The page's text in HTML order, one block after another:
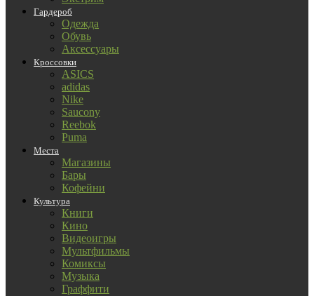
Гардероб
Одежда
Обувь
Аксессуары
Кроссовки
ASICS
adidas
Nike
Saucony
Reebok
Puma
Места
Магазины
Бары
Кофейни
Культура
Книги
Кино
Видеоигры
Мультфильмы
Комиксы
Музыка
Граффити